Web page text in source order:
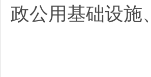
政公用基础设施